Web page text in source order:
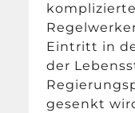
Eintritt in
der
gesenkt